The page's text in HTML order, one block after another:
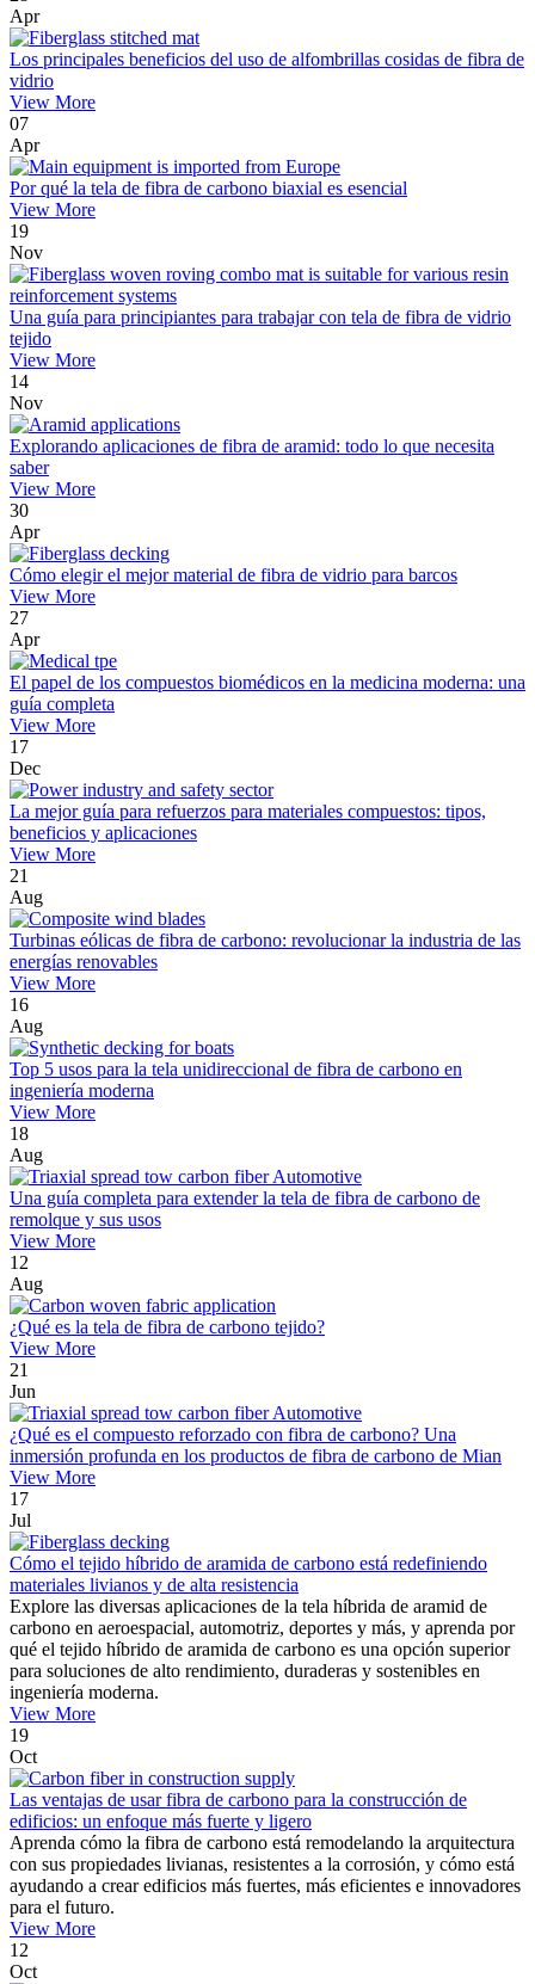
Apr
Los principales beneficios del uso de alfombrillas cosidas de fibra de
vidrio
View More
07
Apr
Por qué la tela de fibra de carbono biaxial es esencial
View More
19
Nov
Una guía para principiantes para trabajar con tela de fibra de vidrio
tejido
View More
14
Nov
Explorando aplicaciones de fibra de aramid: todo lo que necesita
saber
View More
30
Apr
Cómo elegir el mejor material de fibra de vidrio para barcos
View More
27
Apr
El papel de los compuestos biomédicos en la medicina moderna: una
guía completa
View More
17
Dec
La mejor guía para refuerzos para materiales compuestos: tipos,
beneficios y aplicaciones
View More
21
Aug
Turbinas eólicas de fibra de carbono: revolucionar la industria de las
energías renovables
View More
16
Aug
Top 5 usos para la tela unidireccional de fibra de carbono en
ingeniería moderna
View More
18
Aug
Una guía completa para extender la tela de fibra de carbono de
remolque y sus usos
View More
12
Aug
¿Qué es la tela de fibra de carbono tejido?
View More
21
Jun
¿Qué es el compuesto reforzado con fibra de carbono? Una
inmersión profunda en los productos de fibra de carbono de Mian
View More
17
Jul
Cómo el tejido híbrido de aramida de carbono está redefiniendo
materiales livianos y de alta resistencia
Explore las diversas aplicaciones de la tela híbrida de aramid de
carbono en aeroespacial, automotriz, deportes y más, y aprenda por
qué el tejido híbrido de aramida de carbono es una opción superior
para soluciones de alto rendimiento, duraderas y sostenibles en
ingeniería moderna.
View More
19
Oct
Las ventajas de usar fibra de carbono para la construcción de
edificios: un enfoque más fuerte y ligero
Aprenda cómo la fibra de carbono está remodelando la arquitectura
con sus propiedades livianas, resistentes a la corrosión, y cómo está
ayudando a crear edificios más fuertes, más eficientes e innovadores
para el futuro.
View More
12
Oct